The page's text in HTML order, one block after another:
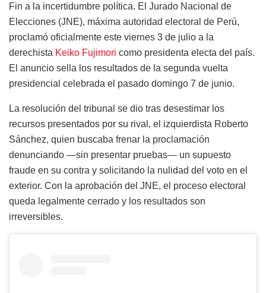
Fin a la incertidumbre política. El Jurado Nacional de
Elecciones (JNE), máxima autoridad electoral de Perú,
proclamó oficialmente este viernes 3 de julio a la
derechista Keiko Fujimori como presidenta electa del país.
El anuncio sella los resultados de la segunda vuelta
presidencial celebrada el pasado domingo 7 de junio.
La resolución del tribunal se dio tras desestimar los
recursos presentados por su rival, el izquierdista Roberto
Sánchez, quien buscaba frenar la proclamación
denunciando —sin presentar pruebas— un supuesto
fraude en su contra y solicitando la nulidad del voto en el
exterior. Con la aprobación del JNE, el proceso electoral
queda legalmente cerrado y los resultados son
irreversibles.